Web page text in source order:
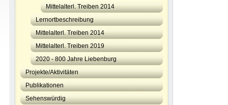
Mittelalterl. Treiben 2014
Lernortbeschreibung
Mittelalterl. Treiben 2014
Mittelalterl. Treiben 2019
2020 - 800 Jahre Liebenburg
Projekte/Aktivitäten
Publikationen
Sehenswürdig